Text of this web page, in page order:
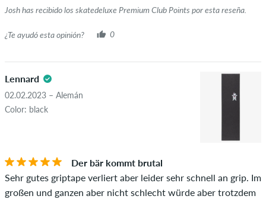
Josh has recibido los skatedeluxe Premium Club Points por esta reseña.
¿Te ayudó esta opinión? 0
Lennard
02.02.2023 – Alemán
Color: black
Der bär kommt brutal
Sehr gutes griptape verliert aber leider sehr schnell an grip. Im
großen und ganzen aber nicht schlecht würde aber trotzdem